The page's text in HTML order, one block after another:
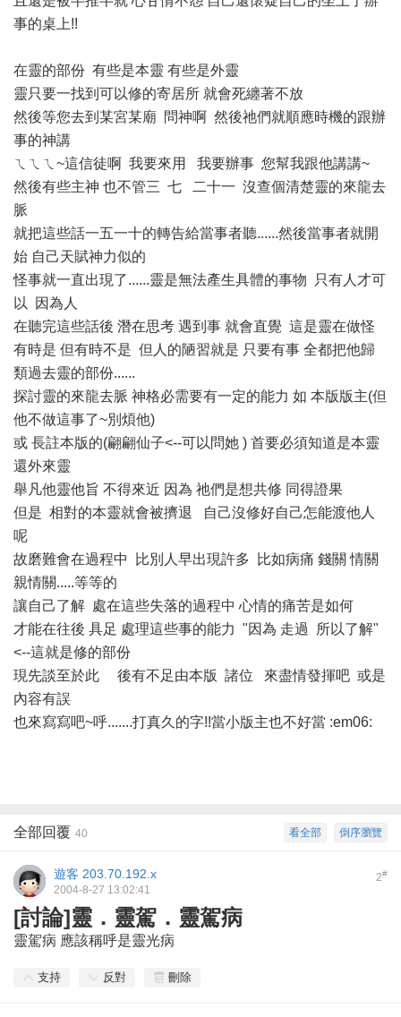
事的桌上!!
在靈的部份 有些是本靈 有些是外靈
靈只要一找到可以修的寄居所 就會死纏著不放
然後等您去到某宮某廟 問神啊 然後祂們就順應時機的跟辦
事的神講
ㄟㄟㄟ~這信徒啊 我要來用 我要辦事 您幫我跟他講講~
然後有些主神 也不管三 七 二十一 沒查個清楚靈的來龍去
脈
就把這些話一五一十的轉告給當事者聽......然後當事者就開
始 自己天賦神力似的
怪事就一直出現了......靈是無法產生具體的事物 只有人才可
以 因為人
在聽完這些話後 潛在思考 遇到事 就會直覺 這是靈在做怪
有時是 但有時不是 但人的陋習就是 只要有事 全都把他歸
類過去靈的部份......
探討靈的來龍去脈 神格必需要有一定的能力 如 本版版主(但
他不做這事了~別煩他)
或 長註本版的(翩翩仙子<--可以問她 ) 首要必須知道是本靈
還外來靈
舉凡他靈他旨 不得來近 因為 祂們是想共修 同得證果
但是 相對的本靈就會被擠退 自己沒修好自己怎能渡他人
呢
故磨難會在過程中 比別人早出現許多 比如病痛 錢關 情關
親情關.....等等的
讓自己了解 處在這些失落的過程中 心情的痛苦是如何
才能在往後 具足 處理這些事的能力 "因為 走過 所以了解"
<--這就是修的部份
現先談至於此 後有不足由本版 諸位 來盡情發揮吧 或是
內容有誤
也來寫寫吧~呼.......打真久的字!!當小版主也不好當 :em06:
倒序瀏覽
看全部
全部回覆 40
2#
遊客 203.70.192.x
2004-8-27 13:02:41
[討論]靈．靈駕．靈駕病
靈駕病 應該稱呼是靈光病
支持 反對 刪除